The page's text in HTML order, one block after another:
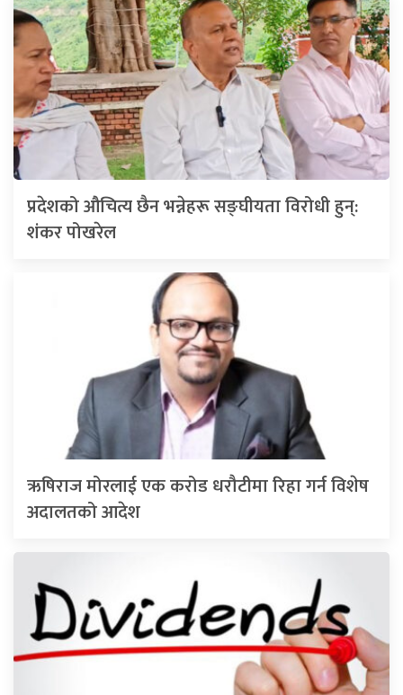
प्रदेशको औचित्य छैन भन्नेहरू सङ्घीयता विरोधी हुन्:
शंकर पोखरेल
ऋषिराज मोरलाई एक करोड धरौटीमा रिहा गर्न विशेष
अदालतको आदेश